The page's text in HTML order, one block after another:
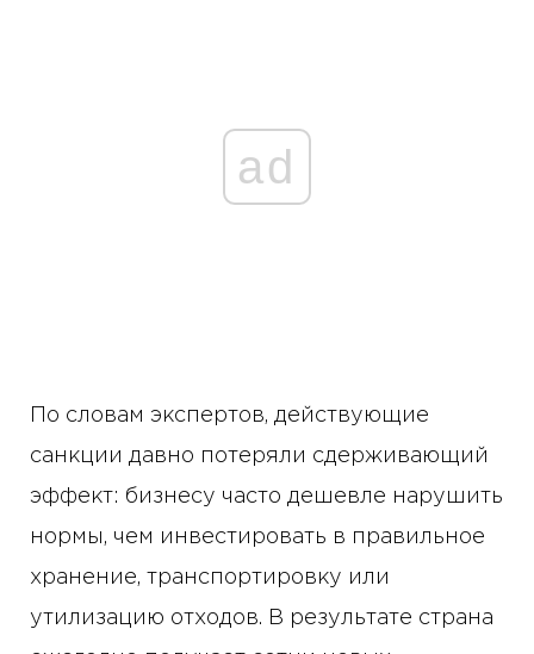
ad
По словам экспертов, действующие
санкции давно потеряли сдерживающий
эффект: бизнесу часто дешевле нарушить
нормы, чем инвестировать в правильное
хранение, транспортировку или
утилизацию отходов. В результате страна